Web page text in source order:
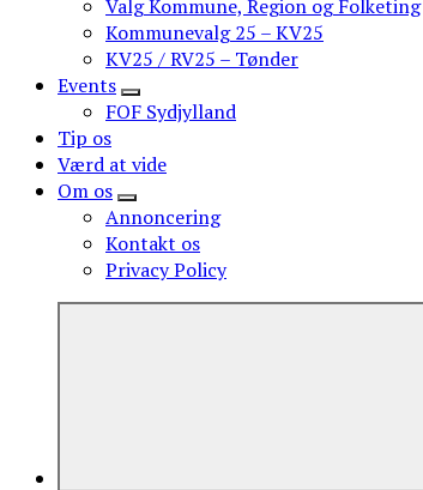
Valg Kommune, Region og Folketing
Kommunevalg 25 – KV25
KV25 / RV25 – Tønder
Events
FOF Sydjylland
Tip os
Værd at vide
Om os
Annoncering
Kontakt os
Privacy Policy